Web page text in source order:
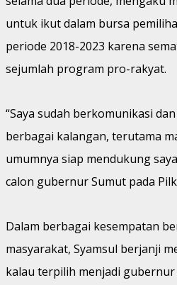
untuk ikut dalam bursa
periode 2018-2023 karena
sejumlah program pro-rakyat.
“Saya sudah berkomunikasi
berbagai kalangan, terutama
umumnya siap mendukung
calon gubernur Sumut pada
Dalam berbagai kesempatan
masyarakat, Syamsul berjanji
kalau terpilih menjadi gubernur